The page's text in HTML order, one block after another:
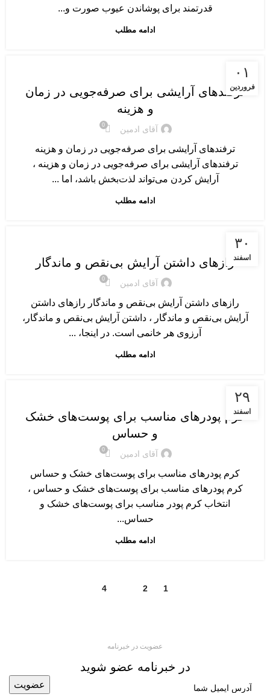
قدرتمند برای پوشاندن عیوب صورت و...
ادامه مطلب
۰۱
فروردین
ترفندهای آرایشی برای صرفه‌جویی در زمان
و هزینه
آقای ادمین 0
ترفندهای آرایشی برای صرفه‌جویی در زمان و هزینه
ترفندهای آرایشی برای صرفه‌جویی در زمان و هزینه ،
آرایش کردن می‌تواند لذت‌بخش باشد، اما ...
ادامه مطلب
۳۰
اسفند
نکات و ترفندهای آرایشی
رازهای داشتن آرایش بی‌نقص و ماندگار
آقای ادمین 0
رازهای داشتن آرایش بی‌نقص و ماندگار رازهای داشتن
آرایش بی‌نقص و ماندگار ، داشتن آرایش بی‌نقص و ماندگار،
آرزوی هر خانمی است. در اینجا، ...
ادامه مطلب
۲۹
اسفند
معرفی محصولات آرایشی
کرم پودرهای مناسب برای پوست‌های خشک
و حساس
آقای ادمین 0
کرم پودرهای مناسب برای پوست‌های خشک و حساس
کرم پودرهای مناسب برای پوست‌های خشک و حساس ،
انتخاب کرم پودر مناسب برای پوست‌های خشک و
حساس...
ادامه مطلب
1
2
4
عضویت در خبرنامه
در خبرنامه عضو شوید